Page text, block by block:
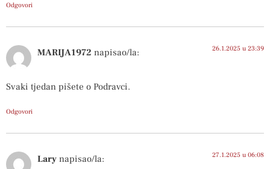
Odgovori
MARIJA1972 napisao/la: 26.1.2025 u 23:39
Svaki tjedan pišete o Podravci.
Odgovori
Lary napisao/la: 27.1.2025 u 06:08